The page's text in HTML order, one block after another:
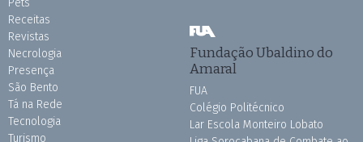
Receitas
Revistas
Necrologia
Presença
São Bento
Tá na Rede
Tecnologia
Turismo
Fundação Ubaldino do
Amaral
FUA
Colégio Politécnico
Lar Escola Monteiro Lobato